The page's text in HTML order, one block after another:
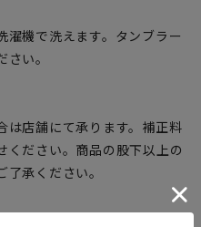
濯機で洗えます。タンブラー
い。
は店舗にて承ります。補正料
ください。商品の股下以上の
承ください。